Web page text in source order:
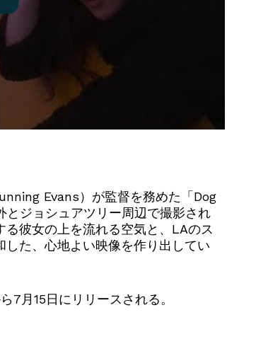
Evans）が監督を務めた「Dog
ジョシュアツリー周辺で撮影され
彼女の上を流れる空気と、LAのス
た、心地よい映像を作り出してい
月15日にリリースされる。